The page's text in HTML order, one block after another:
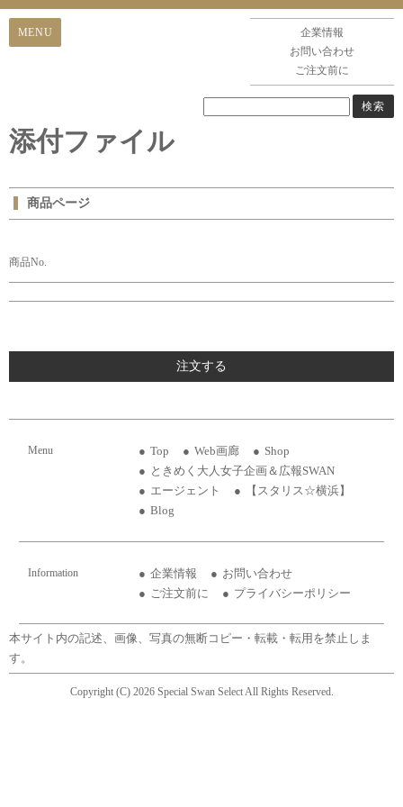
企業情報
お問い合わせ
ご注文前に
添付ファイル
商品ページ
商品No.
注文する
Menu Top Web画廊
Shop
ときめく大人女子企画＆広報SWAN
エージェント
【スタリス☆横浜】
Blog
Information 企業情報
お問い合わせ
ご注文前に
プライバシーポリシー
本サイト内の記述、画像、写真の無断コピー・転載・転用を禁止しま
す。
Copyright (C) 2026 Special Swan Select All Rights Reserved.